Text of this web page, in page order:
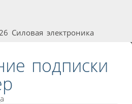
Силовая электроника
подписки